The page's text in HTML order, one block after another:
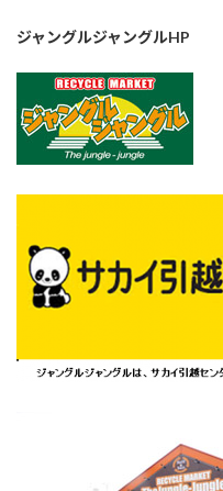
ジャングルジャングルHP